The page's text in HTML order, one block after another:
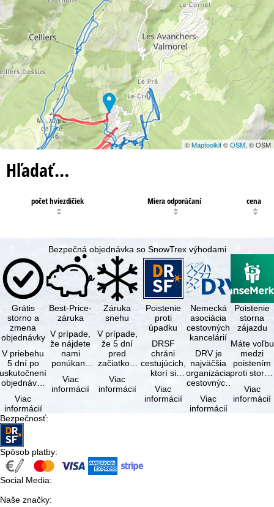
©Maptoolkit©OSM, © OSM
Hľadať…
počet hviezdičiek Miera odporúčaní cena
Bezpečná objednávka so SnowTrex výhodami
Grátis
storno a
zmena
objednávky
V priebehu
5 dní po
uskutočnení
objednávky
tejto
objednávky
bezplatne
…
Viac
informácií
Best-Price-
záruka
V prípade,
že nájdete
nami
ponúkaný
rovnakými
službami
Viac
informácií
Záruka
snehu
V prípade,
že 5 dní
pred
začiatkom
(deň
príjazdu)
Viac
informácií
Poistenie
proti
úpadku
DRSF
chráni
cestujúcich,
ktorí si
zájazd
alebo
Viac
informácií
Nemecká
asociácia
cestovných
kancelárií
DRV je
najväčšia
organizácia
cestovných
organizátorov
zájazdov v …
Viac
informácií
Poistenie
storna
zájazdu
Máte voľbu
medzi
poistením
proti stornu
cestovným
Viac
informácií
Bezpečnosť:
Spôsob platby:
Social Media:
Naše značky: